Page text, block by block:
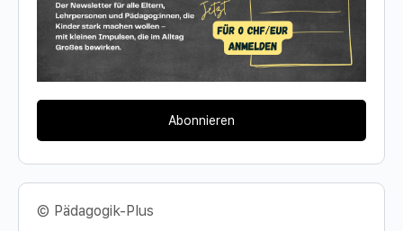
Abonnieren
© Pädagogik-Plus